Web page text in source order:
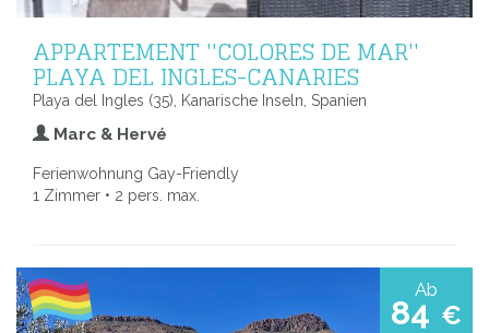
APPARTEMENT ''COLORES DE MAR''
PLAYA DEL INGLES-CANARIES
Playa del Ingles (35), Kanarische Inseln, Spanien
Marc & Hervé
Ferienwohnung Gay-Friendly
1 Zimmer • 2 pers. max.
Ab
84 €